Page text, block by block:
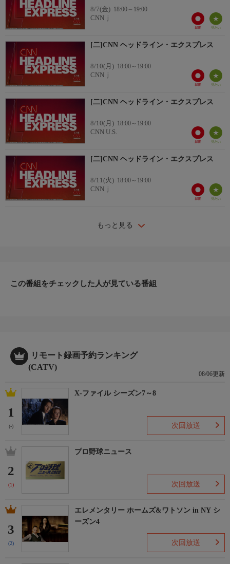
8/7(金) 18:00～19:00
CNNｊ
[二]CNN ヘッドライン・エクスプレス
8/10(月) 18:00～19:00
CNNｊ
[二]CNN ヘッドライン・エクスプレス
8/10(月) 18:00～19:00
CNN U.S.
[二]CNN ヘッドライン・エクスプレス
8/11(火) 18:00～19:00
CNNｊ
もっと見る
この番組をチェックした人が見ている番組
リモート録画予約ランキング
(CATV)
08/06更新
1
(-)
X-ファイル シーズン7～8
次回放送
2
(1)
プロ野球ニュース
次回放送
3
(2)
エレメンタリー ホームズ&ワトソン in NY シ
ーズン4
次回放送